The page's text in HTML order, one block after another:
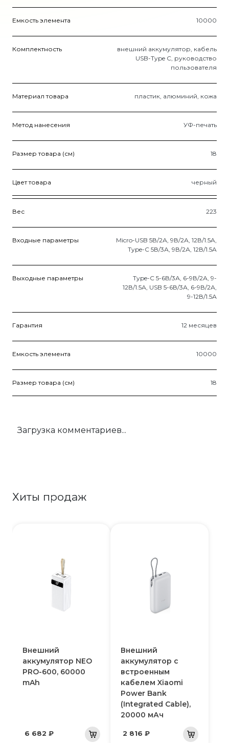
Емкость элемента 10000
Комплектность
внешний аккумулятор, кабель
USB-Type C, руководство
пользователя
Материал товара пластик, алюминий, кожа
Метод нанесения УФ-печать
Размер товара (см) 18
Цвет товара черный
Вес 223
Входные параметры
Micro-USB 5В/2А, 9В/2А, 12В/1.5A,
Type-C 5В/3А, 9В/2А, 12В/1.5A
Выходные параметры
Type-C 5-6В/3А, 6-9В/2А, 9-
12В/1.5А, USB 5-6В/3А, 6-9В/2А,
9-12В/1.5А
Гарантия 12 месяцев
Емкость элемента 10000
Размер товара (см) 18
Загрузка комментариев...
Хиты продаж
Внешний
аккумулятор NEO
PRO-600, 60000
mAh
6 682 ₽
Внешний
аккумулятор с
встроенным
кабелем Xiaomi
Power Bank
(Integrated Cable),
20000 мАч
2 816 ₽